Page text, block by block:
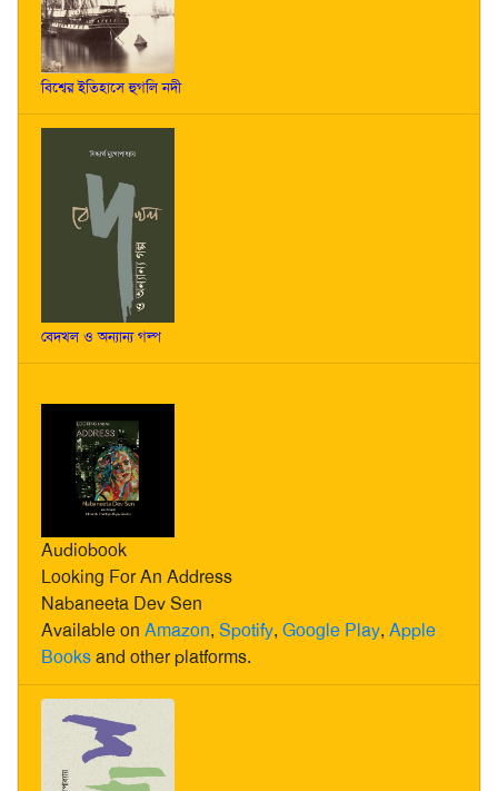
বিশ্বের ইতিহাসে হুগলি নদী
বেদখল ও অন্যান্য গল্প
Audiobook
Looking For An Address
Nabaneeta Dev Sen
Available on Amazon, Spotify, Google Play, Apple
Booksand other platforms.